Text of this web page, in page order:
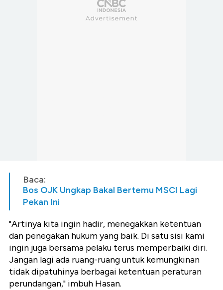
Baca:
Bos OJK Ungkap Bakal Bertemu MSCI Lagi
Pekan Ini
"Artinya kita ingin hadir, menegakkan ketentuan
dan penegakan hukum yang baik. Di satu sisi kami
ingin juga bersama pelaku terus memperbaiki diri.
Jangan lagi ada ruang-ruang untuk kemungkinan
tidak dipatuhinya berbagai ketentuan peraturan
perundangan," imbuh Hasan.